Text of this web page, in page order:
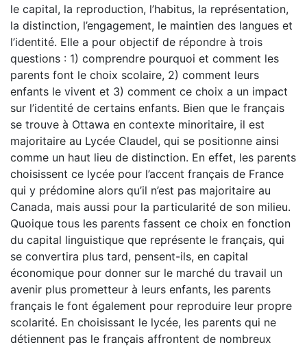
le capital, la reproduction, l’habitus, la représentation,
la distinction, l’engagement, le maintien des langues et
l’identité. Elle a pour objectif de répondre à trois
questions : 1) comprendre pourquoi et comment les
parents font le choix scolaire, 2) comment leurs
enfants le vivent et 3) comment ce choix a un impact
sur l’identité de certains enfants. Bien que le français
se trouve à Ottawa en contexte minoritaire, il est
majoritaire au Lycée Claudel, qui se positionne ainsi
comme un haut lieu de distinction. En effet, les parents
choisissent ce lycée pour l’accent français de France
qui y prédomine alors qu’il n’est pas majoritaire au
Canada, mais aussi pour la particularité de son milieu.
Quoique tous les parents fassent ce choix en fonction
du capital linguistique que représente le français, qui
se convertira plus tard, pensent-ils, en capital
économique pour donner sur le marché du travail un
avenir plus prometteur à leurs enfants, les parents
français le font également pour reproduire leur propre
scolarité. En choisissant le lycée, les parents qui ne
détiennent pas le français affrontent de nombreux